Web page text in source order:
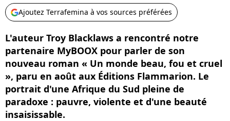
Ajoutez Terrafemina à vos sources préférées
L'auteur Troy Blacklaws a rencontré notre
partenaire MyBOOX pour parler de son
nouveau roman « Un monde beau, fou et cruel
», paru en août aux Éditions Flammarion. Le
portrait d'une Afrique du Sud pleine de
paradoxe : pauvre, violente et d'une beauté
insaisissable.